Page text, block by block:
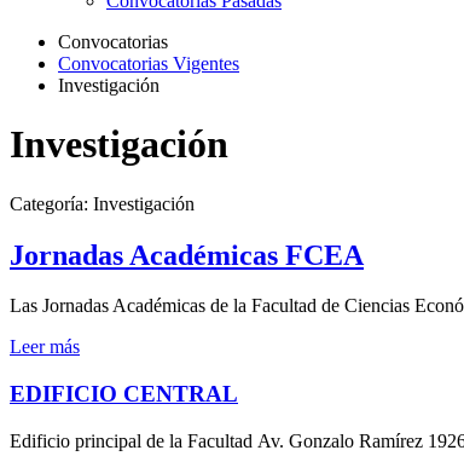
Convocatorias
Convocatorias Vigentes
Investigación
Investigación
Categoría: Investigación
Jornadas Académicas FCEA
Las Jornadas Académicas de la Facultad de Ciencias
Leer más
EDIFICIO CENTRAL
Edificio principal de la Facultad Av. Gonzalo Ramírez